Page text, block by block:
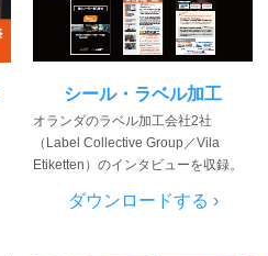
シール・ラベル加工
オランダのラベル加工会社2社
（Label Collective Group／Vila
Etiketten）のインタビューを収録。
ダウンロードする ›